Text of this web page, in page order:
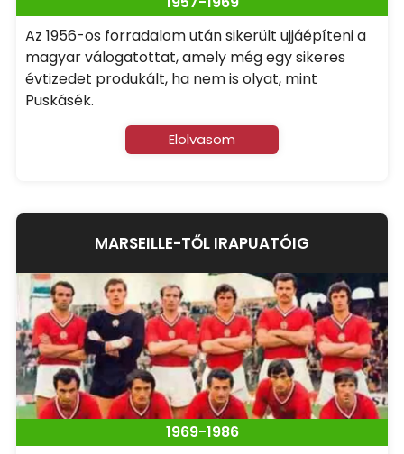
Az 1956-os forradalom után sikerült ujjáépíteni a
magyar válogatottat, amely még egy sikeres
évtizedet produkált, ha nem is olyat, mint
Puskásék.
Elolvasom
MARSEILLE-TŐL IRAPUATÓIG
1969-1986